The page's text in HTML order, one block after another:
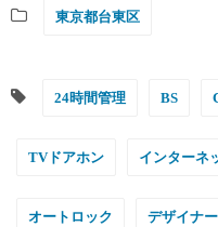
東京都台東区
24時間管理 BS
TVドアホン インターネ
オートロック デザイナ